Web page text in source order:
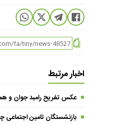
اخبار مرتبط
عکس تفریح رامبد جوان و
بازنشستگان تامین اجتماعی چشم انتظار معوقات 4 میلیون تومانی |